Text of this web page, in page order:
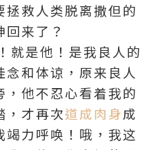
救人类脱离撒但的
来了？
是他！是我良人的
和体谅，原来良人
他不忍心看着我的
，才再次道成肉身成
力呼唤！哦，我这